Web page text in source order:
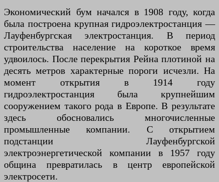
Экономический бум начался в 1908 году, когда
была построена крупная гидроэлектростанция —
Лауфенбургская электростанция. В период
строительства население на короткое время
удвоилось. После перекрытия Рейна плотиной на
десять метров характерные пороги исчезли. На
момент открытия в 1914 году
гидроэлектростанция была крупнейшим
сооружением такого рода в Европе. В результате
здесь обосновались многочисленные
промышленные компании. С открытием
подстанции Лауфенбургской
электроэнергетической компании в 1957 году
община превратилась в центр европейской
электросети.